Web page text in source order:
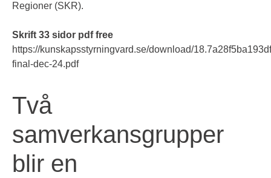
Regioner (SKR).
Skrift 33 sidor pdf free
https://kunskapsstyrningvard.se/download/
final-dec-24.pdf
Två
samverkansgrupper
blir en